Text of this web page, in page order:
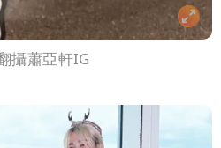
攝蕭亞軒IG